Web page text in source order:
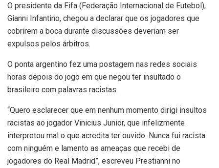
O presidente da Fifa (Federação Internacional de Futebol),
Gianni Infantino, chegou a declarar que os jogadores que
cobrirem a boca durante discussões deveriam ser
expulsos pelos árbitros.
O ponta argentino fez uma postagem nas redes sociais
horas depois do jogo em que negou ter insultado o
brasileiro com palavras racistas.
“Quero esclarecer que em nenhum momento dirigi insultos
racistas ao jogador Vinicius Junior, que infelizmente
interpretou mal o que acredita ter ouvido. Nunca fui racista
com ninguém e lamento as ameaças que recebi de
jogadores do Real Madrid”, escreveu Prestianni no